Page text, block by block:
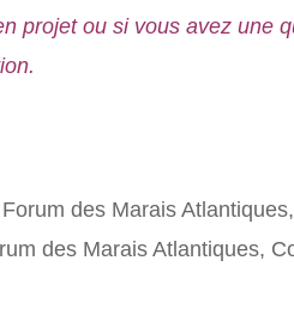
projet ou si vous avez une
des Marais
des Marais Atlantiques,